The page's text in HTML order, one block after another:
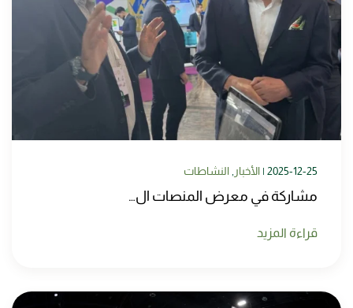
2025-12-25
| الأخبار النشاطات
مشاركة في معرض المنصات ال…
قراءة المزيد